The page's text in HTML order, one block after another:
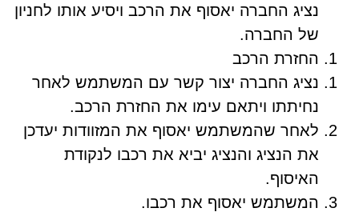
נציג החברה יאסוף את הרכב ויסיע אותו לחניון
של החברה.
החזרת הרכב
נציג החברה יצור קשר עם המשתמש לאחר
נחיתתו ויתאם עימו את החזרת הרכב.
לאחר שהמשתמש יאסוף את המזוודות יעדכן
את הנציג והנציג יביא את רכבו לנקודת
האיסוף.
המשתמש יאסוף את רכבו.